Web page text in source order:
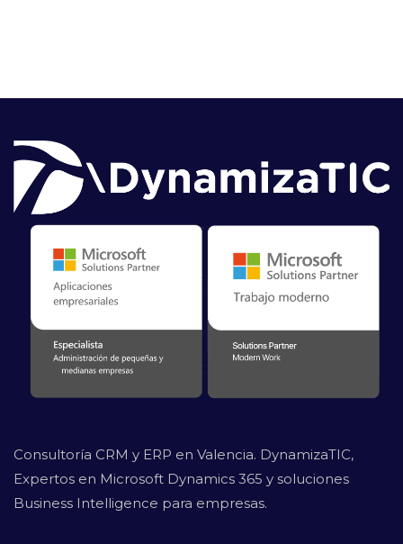
Consultoría CRM y ERP en Valencia. DynamizaTIC,
Expertos en Microsoft Dynamics 365 y soluciones
Business Intelligence para empresas.